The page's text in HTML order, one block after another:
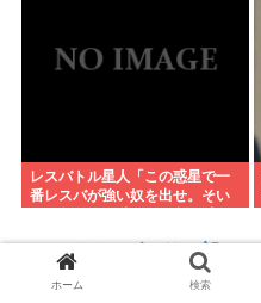
レスバトル星人「この惑星で一
番レスバが強い奴を出せ。そい
エッヂジオゲッサー部
ホーム 検索